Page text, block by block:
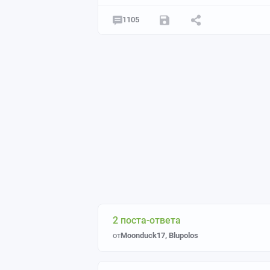
1105
2 поста-ответа
отMoonduck17, Blupolos